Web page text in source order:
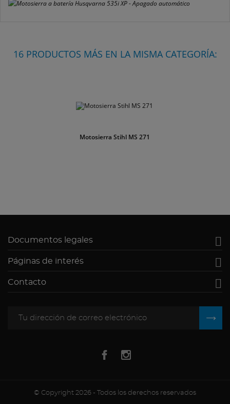
16 PRODUCTOS MÁS EN LA MISMA CATEGORÍA:
Motosierra Stihl MS 271
Documentos legales 
Páginas de interés 
Contacto 
© Copyright 2026 - Todos los derechos reservados